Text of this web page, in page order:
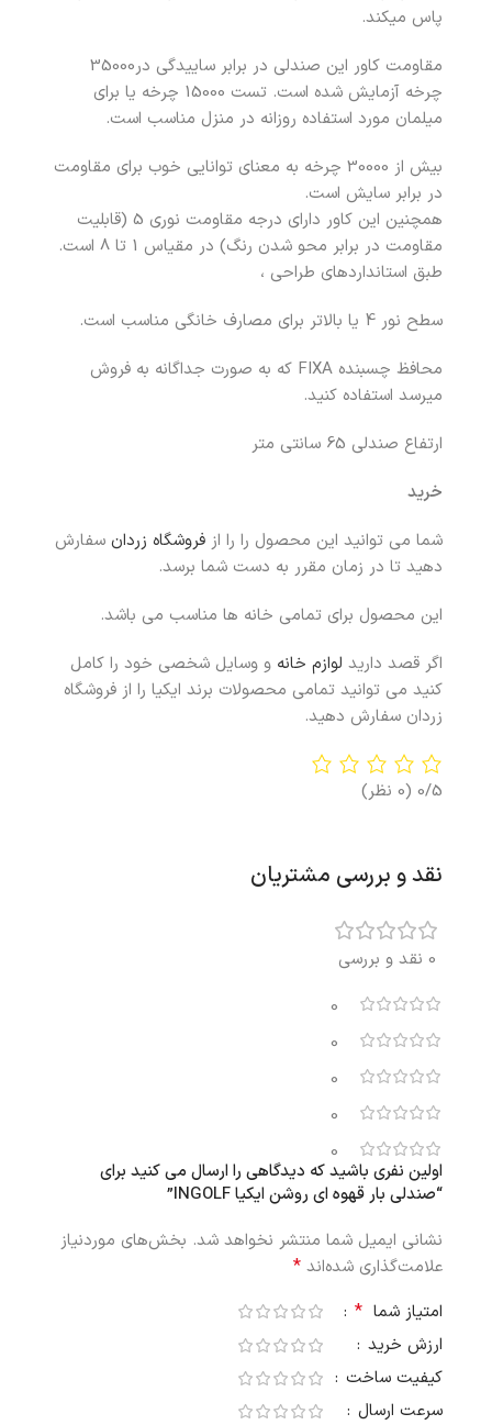
پاس میکند.
مقاومت کاور این صندلی در برابر ساییدگی در35000
چرخه آزمایش شده است. تست 15000 چرخه یا برای
میلمان مورد استفاده روزانه در منزل مناسب است.
بیش از 30000 چرخه به معنای توانایی خوب برای مقاومت
در برابر سایش است.
همچنین این کاور دارای درجه مقاومت نوری 5 (قابلیت
مقاومت در برابر محو شدن رنگ) در مقیاس 1 تا 8 است.
طبق استانداردهای طراحی ،
سطح نور 4 یا بالاتر برای مصارف خانگی مناسب است.
محافظ چسبنده FIXA که به صورت جداگانه به فروش
میرسد استفاده کنید.
ارتفاع صندلی 65 سانتی متر
خرید
شما می توانید این محصول را را از فروشگاه زردان سفارش
دهید تا در زمان مقرر به دست شما برسد.
این محصول برای تمامی خانه ها مناسب می باشد.
اگر قصد دارید لوازم خانه و وسایل شخصی خود را کامل
کنید می توانید تمامی محصولات برند ایکیا را از فروشگاه
زردان سفارش دهید.
0/5 (0 نظر)
نقد و بررسی مشتریان
0 نقد و بررسی
0
0
0
0
0
اولین نفری باشید که دیدگاهی را ارسال می کنید برای
“صندلی بار قهوه ای روشن ایکیا INGOLF”
نشانی ایمیل شما منتشر نخواهد شد. بخش‌های موردنیاز
علامت‌گذاری شده‌اند *
امتیاز شما *
ارزش خرید
کیفیت ساخت
سرعت ارسال